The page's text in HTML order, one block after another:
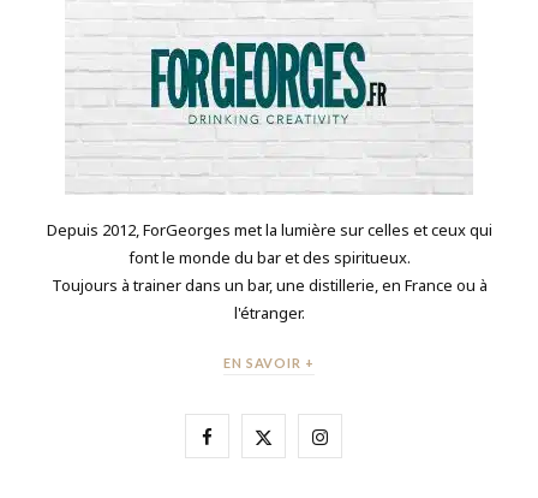
Depuis 2012, ForGeorges met la lumière sur celles et ceux qui
font le monde du bar et des spiritueux.
Toujours à trainer dans un bar, une distillerie, en France ou à
l'étranger.
EN SAVOIR +
F X I